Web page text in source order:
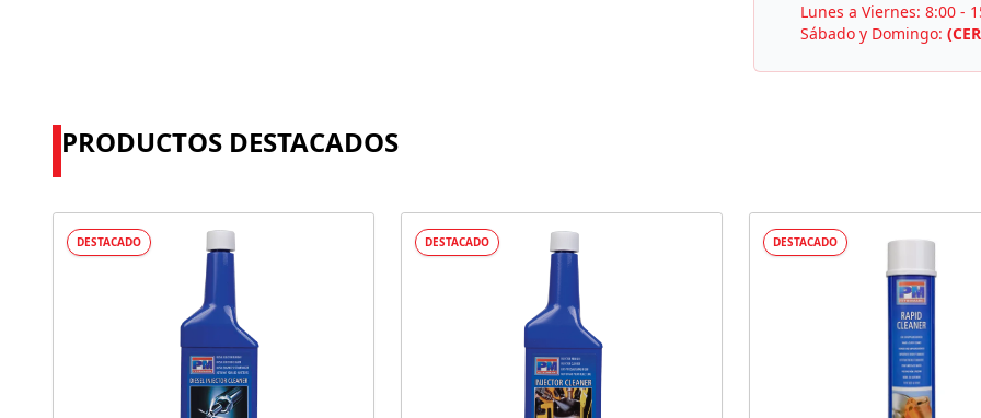
Lunes a Viernes: 8:00 -
Sábado y Domingo:
PRODUCTOS DESTACADOS
DESTACADO DESTACADO DESTACADO